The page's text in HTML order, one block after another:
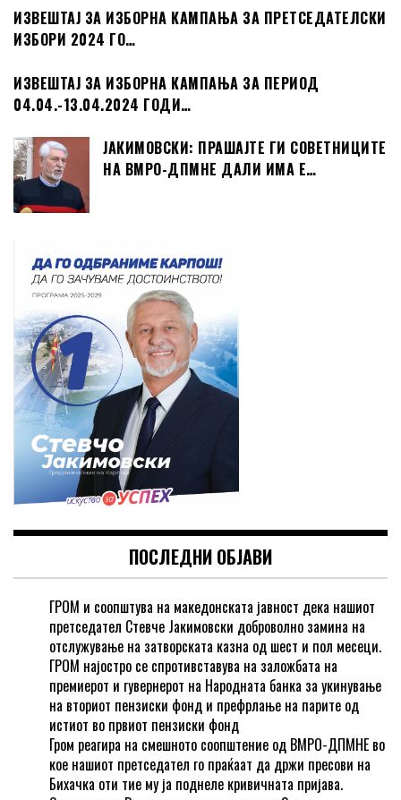
ИЗВЕШТАЈ ЗА ИЗБОРНА КАМПАЊА ЗА ПРЕТСЕДАТЕЛСКИ
ИЗБОРИ 2024 ГО…
ИЗВЕШТАЈ ЗА ИЗБОРНА КАМПАЊА ЗА ПЕРИОД
04.04.-13.04.2024 ГОДИ…
ЈАКИМОВСКИ: ПРАШАЈТЕ ГИ СОВЕТНИЦИТЕ
НА ВМРО-ДПМНЕ ДАЛИ ИМА Е…
ПОСЛЕДНИ ОБЈАВИ
ГРОМ и соопштува на македонската јавност дека нашиот
претседател Стевче Јакимовски доброволно замина на
отслужување на затворската казна од шест и пол месеци.
ГРОМ најостро се спротивставува на заложбата на
премиерот и гувернерот на Народната банка за укинување
на вториот пензиски фонд и префрлање на парите од
истиот во првиот пензиски фонд
Гром реагира на смешното соопштение од ВМРО-ДПМНЕ во
кое нашиот претседател го праќаат да држи пресови на
Бихачка оти тие му ја поднеле кривичната пријава.